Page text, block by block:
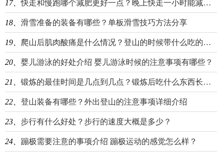
17、 快走和慢跑哪个减肥更好一点？晚上快走一小时能减肥吗？
18、 滑雪准备的装备有哪些？单板滑雪技巧方法分享
19、 爬山后肌肉酸痛是什么情况？登山的时候带什么吃的好？
20、 婴儿游泳的好处介绍 婴儿游泳时候的注意事项有哪些？
21、 锻炼的最佳时间是几点到几点？锻炼后吃什么东西长肌肉？
22、 登山装备有哪些？外出登山的注意事项详细介绍
23、 步行有什么好处？步行的速度大概是多少？
24、 蹦极需要注意的事项介绍 蹦极运动的感觉怎么样？